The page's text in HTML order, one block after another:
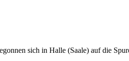
sich in Halle (Saale) auf die